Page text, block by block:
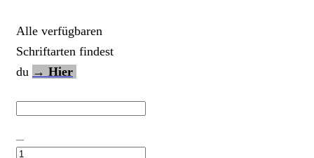
Alle verfügbaren
Schriftarten findest
du → Hier
Schultüte